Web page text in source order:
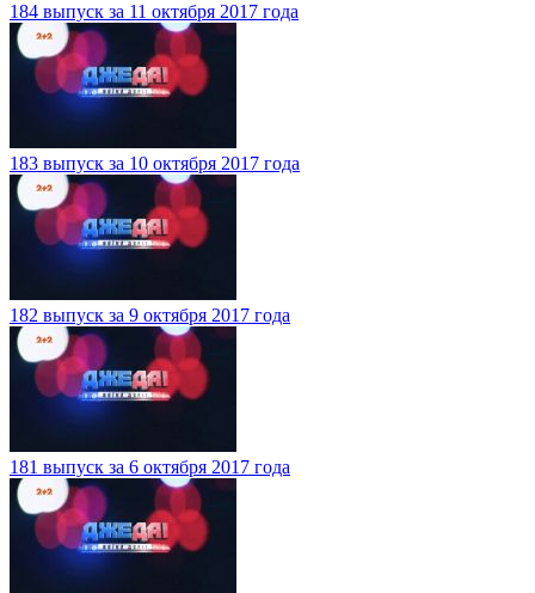
184 выпуск за 11 октября 2017 года
183 выпуск за 10 октября 2017 года
182 выпуск за 9 октября 2017 года
181 выпуск за 6 октября 2017 года